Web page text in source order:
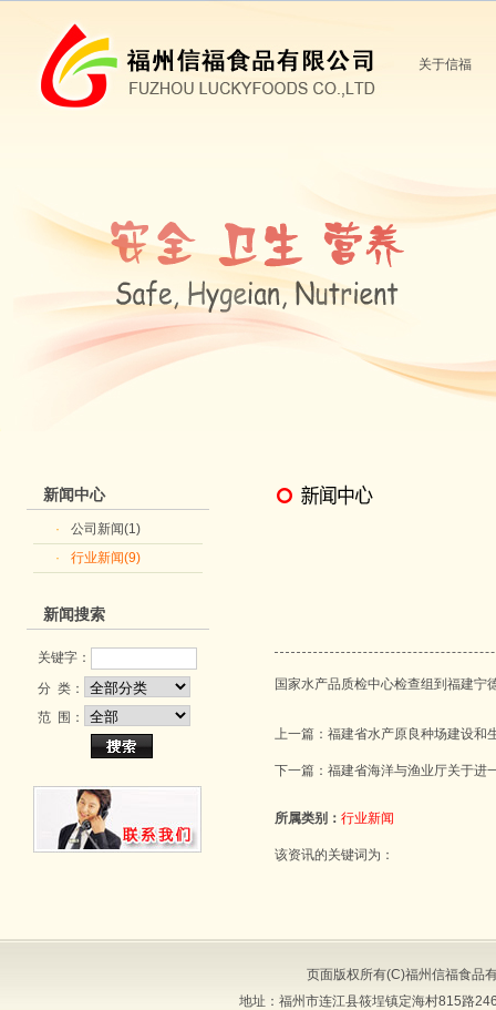
关于信福
新闻中心
·
公司新闻(1)
·
行业新闻(9)
新闻搜索
关键字：
分 类：
范 围：
国家水产品质检中心检查组到福建宁
上一篇： 福建省水产原良种场建设和
下一篇： 福建省海洋与渔业厅关于进
所属类别： 行业新闻
该资讯的关键词为：
页面版权所有(C)福州信福食品
地址：福州市连江县筱埕镇定海村815路